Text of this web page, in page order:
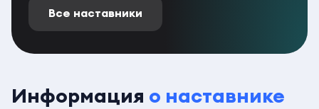
Все наставники
Информация о наставнике